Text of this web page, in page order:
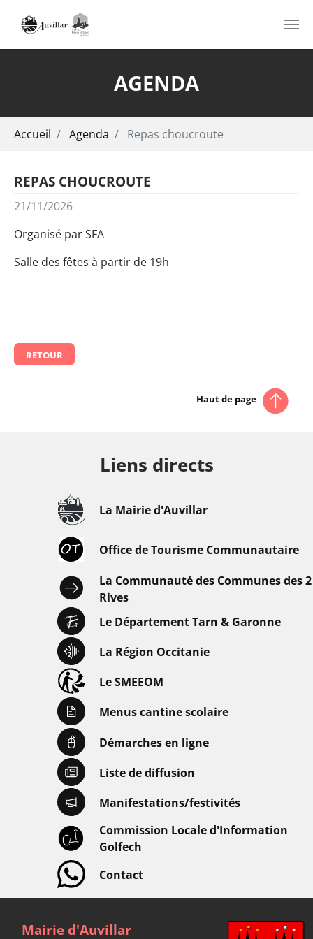
AGENDA
Accueil Agenda Repas choucroute
REPAS CHOUCROUTE
21/11/2026
Organisé par SFA
Salle des fêtes à partir de 19h
RETOUR
Haut de page
Liens directs
La Mairie d'Auvillar
Office de Tourisme Communautaire
La Communauté des Communes des 2
Rives
Le Département Tarn & Garonne
La Région Occitanie
Le SMEEOM
Menus cantine scolaire
Démarches en ligne
Liste de diffusion
Manifestations/festivités
Commission Locale d'Information
Golfech
Contact
Mairie d'Auvillar